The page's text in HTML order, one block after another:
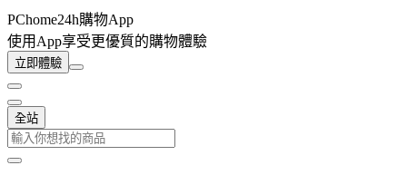
PChome24h購物App
使用App享受更優質的購物體驗
立即體驗
全站